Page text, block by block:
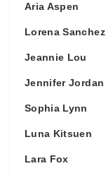
Aria Aspen
Lorena Sanchez
Jeannie Lou
Jennifer Jordan
Sophia Lynn
Luna Kitsuen
Lara Fox